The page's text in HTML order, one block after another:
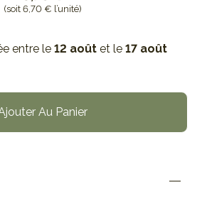
(soit 6,70 € l’unité)
entre le 12 août et le 17 août
Au Panier